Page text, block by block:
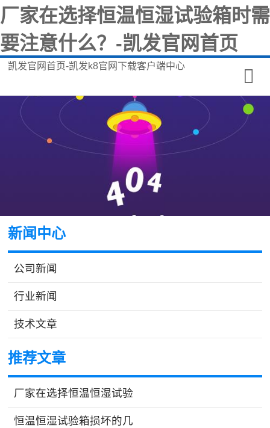
厂家在选择恒温恒湿试验箱时需
要注意什么？-凯发官网首页
凯发官网首页-凯发k8官网下载客户端中心
新闻中心
公司新闻
行业新闻
技术文章
推荐文章
厂家在选择恒温恒湿试验
恒温恒湿试验箱损坏的几